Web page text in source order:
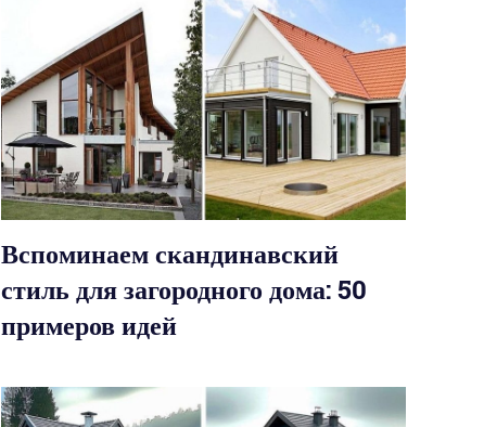
Вспоминаем скандинавский
стиль для загородного дома: 50
примеров идей